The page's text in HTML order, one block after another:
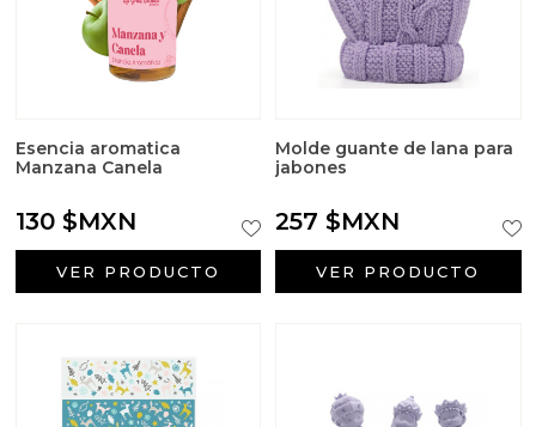
Esencia aromatica
Manzana Canela
130 $MXN
VER PRODUCTO
Molde guante de lana para
jabones
257 $MXN
VER PRODUCTO